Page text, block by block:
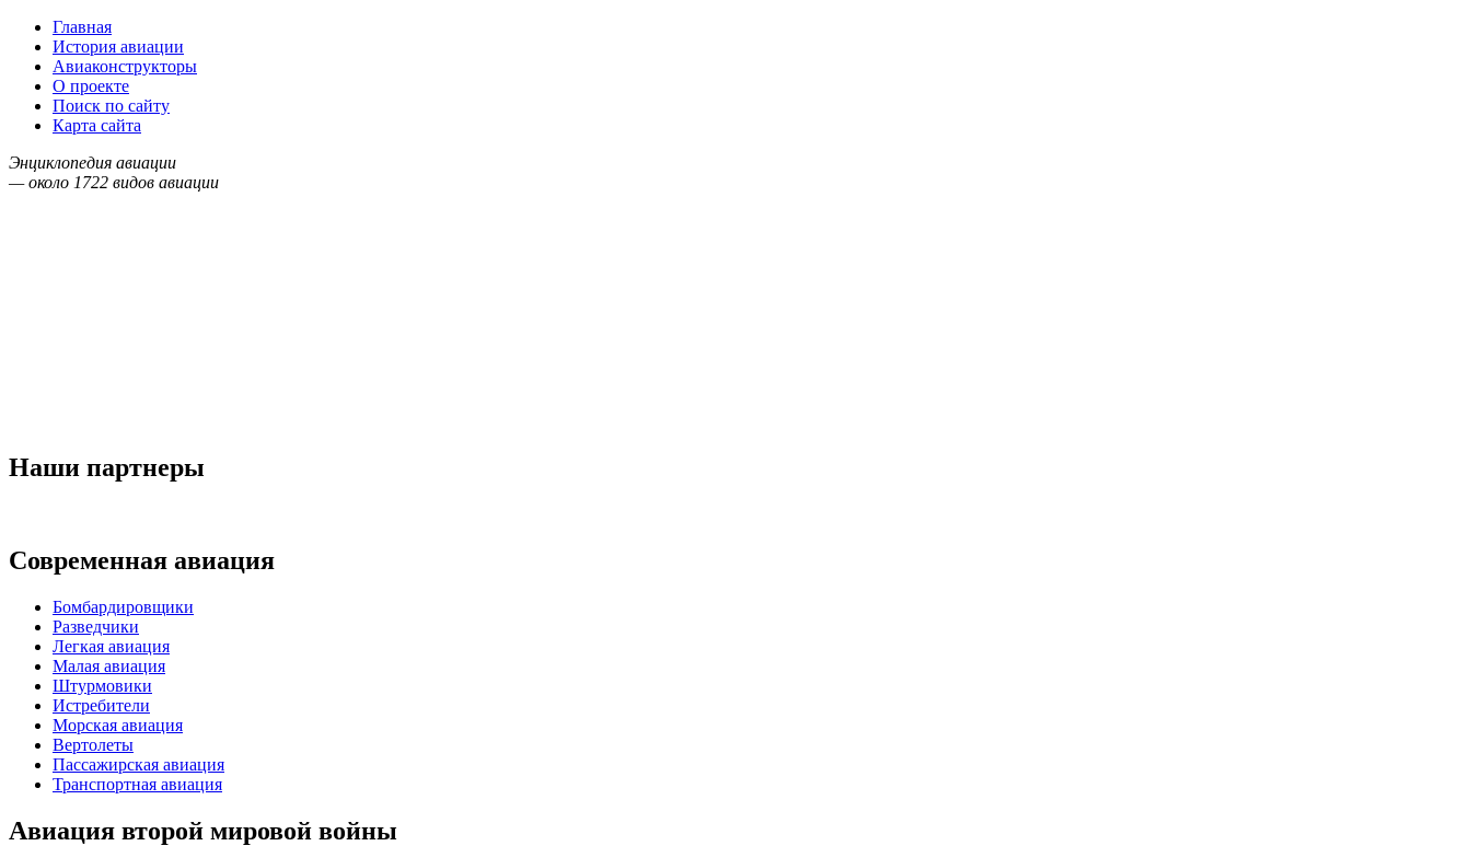
Главная
История авиации
Авиаконструкторы
О проекте
Поиск по сайту
Карта сайта
Энциклопедия авиации
— около 1722 видов авиации
Наши партнеры
Современная авиация
Бомбардировщики
Разведчики
Легкая авиация
Малая авиация
Штурмовики
Истребители
Морская авиация
Вертолеты
Пассажирская авиация
Транспортная авиация
Авиация второй мировой войны